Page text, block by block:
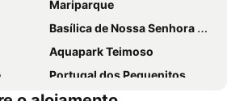
Mariparque
Basílica de Nossa Senhora do Rosário de Fátima
Aquapark Teimoso
Portugal dos Pequenitos
Praia Fluvial das Fragas de S. Simão